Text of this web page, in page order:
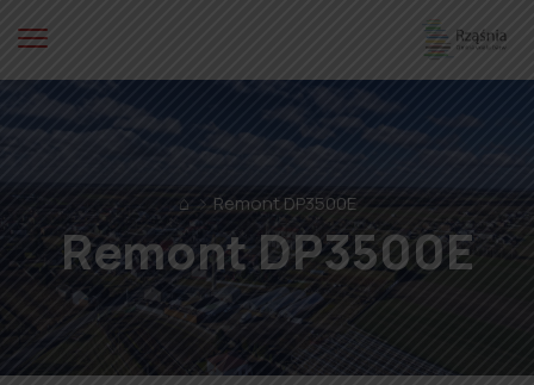
⌂ Remont DP3500E
Remont DP3500E